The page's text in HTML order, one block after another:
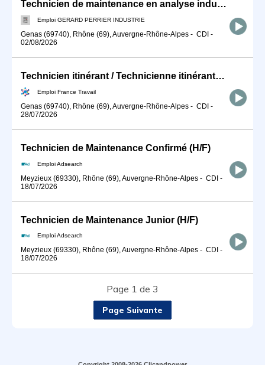
Technicien de maintenance en analyse industrielle (F/H)
Emploi GERARD PERRIER INDUSTRIE
Genas (69740), Rhône (69), Auvergne-Rhône-Alpes - CDI -
02/08/2026
Technicien itinérant / Technicienne itinérante de maintenance ind (H/F)
Emploi France Travail
Genas (69740), Rhône (69), Auvergne-Rhône-Alpes - CDI -
28/07/2026
Technicien de Maintenance Confirmé (H/F)
Emploi Adsearch
Meyzieux (69330), Rhône (69), Auvergne-Rhône-Alpes - CDI -
18/07/2026
Technicien de Maintenance Junior (H/F)
Emploi Adsearch
Meyzieux (69330), Rhône (69), Auvergne-Rhône-Alpes - CDI -
18/07/2026
Page 1 de 3
Page Suivante